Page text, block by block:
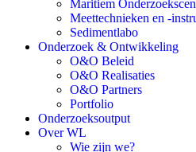
Maritiem
Meettechnieken en -
Sedimentlabo
Onderzoek & Ontwikkeling
O&O Beleid
O&O Realisaties
O&O Partners
Portfolio
Onderzoeksoutput
Over WL
Wie zijn we?